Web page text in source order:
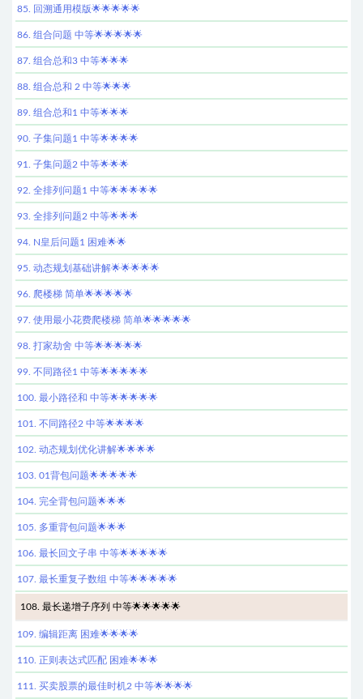
85. 回溯通用模版🌟🌟🌟🌟🌟
86. 组合问题 中等🌟🌟🌟🌟🌟
87. 组合总和3 中等🌟🌟🌟
88. 组合总和 2 中等🌟🌟🌟
89. 组合总和1 中等🌟🌟🌟
90. 子集问题1 中等🌟🌟🌟🌟
91. 子集问题2 中等🌟🌟🌟
92. 全排列问题1 中等🌟🌟🌟🌟🌟
93. 全排列问题2 中等🌟🌟🌟
94. N皇后问题1 困难🌟🌟
95. 动态规划基础讲解🌟🌟🌟🌟🌟
96. 爬楼梯 简单🌟🌟🌟🌟🌟
97. 使用最小花费爬楼梯 简单🌟🌟🌟🌟🌟
98. 打家劫舍 中等🌟🌟🌟🌟🌟
99. 不同路径1 中等🌟🌟🌟🌟🌟
100. 最小路径和 中等🌟🌟🌟🌟🌟
101. 不同路径2 中等🌟🌟🌟🌟
102. 动态规划优化讲解🌟🌟🌟🌟
103. 01背包问题🌟🌟🌟🌟🌟
104. 完全背包问题🌟🌟🌟
105. 多重背包问题🌟🌟🌟
106. 最长回文子串 中等🌟🌟🌟🌟🌟
107. 最长重复子数组 中等🌟🌟🌟🌟🌟
108. 最长递增子序列 中等🌟🌟🌟🌟🌟
109. 编辑距离 困难🌟🌟🌟🌟
110. 正则表达式匹配 困难🌟🌟🌟
111. 买卖股票的最佳时机2 中等🌟🌟🌟🌟